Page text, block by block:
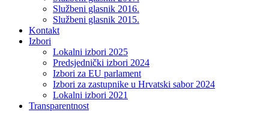
Službeni glasnik 2016.
Službeni glasnik 2015.
Kontakt
Izbori
Lokalni izbori 2025
Predsjednički izbori 2024
Izbori za EU parlament
Izbori za zastupnike u Hrvatski sabor 2024
Lokalni izbori 2021
Transparentnost